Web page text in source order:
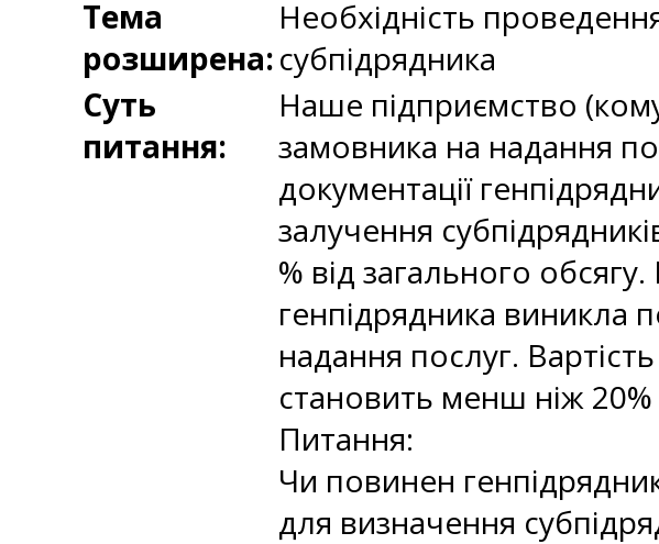
Тема
розширена:
Необхідність
субпідрядника
Суть
питання:
Наше підприємство
замовника на надання
документації
залучення
% від загального
генпідрядника виникла
надання послуг.
становить менш ніж 20%
Питання:
Чи повинен
для визначення